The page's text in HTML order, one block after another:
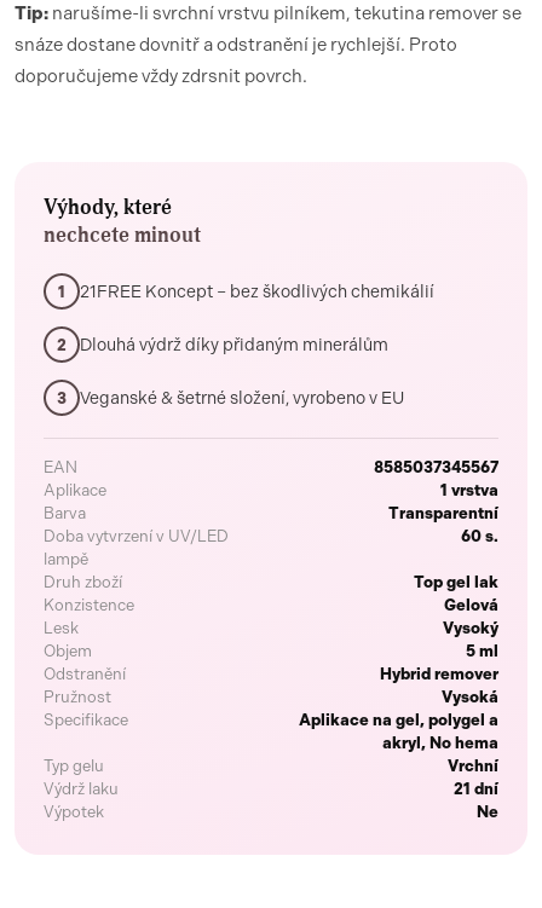
Tip: narušíme-li svrchní vrstvu pilníkem, tekutina remover se
snáze dostane dovnitř a odstranění je rychlejší. Proto
doporučujeme vždy zdrsnit povrch.
Výhody, které
nechcete minout
1 21FREE Koncept – bez škodlivých chemikálií
2 Dlouhá výdrž díky přidaným minerálům
3 Veganské & šetrné složení, vyrobeno v EU
EAN
8585037345567
Aplikace
1 vrstva
Barva
Transparentní
Doba vytvrzení v UV/LED
lampě
60 s.
Druh zboží
Top gel lak
Konzistence
Gelová
Lesk
Vysoký
Objem
5 ml
Odstranění
Hybrid remover
Pružnost
Vysoká
Specifikace
Aplikace na gel, polygel a
akryl, No hema
Typ gelu
Vrchní
Výdrž laku
21 dní
Výpotek
Ne